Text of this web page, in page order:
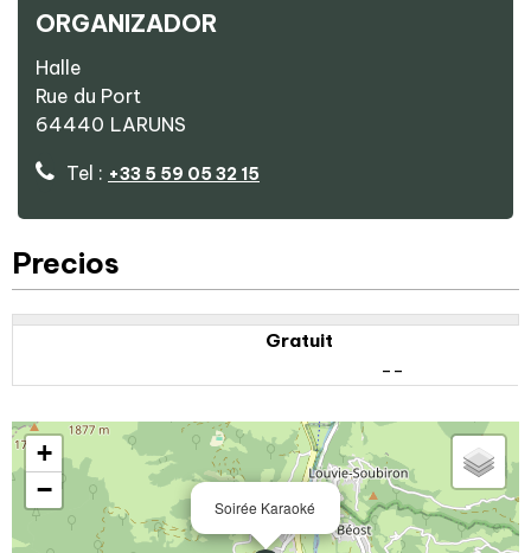
ORGANIZADOR
Halle
Rue du Port
64440 LARUNS
Tel : +33 5 59 05 32 15
Precios
Gratuit
--
Soirée Karaoké
+
−